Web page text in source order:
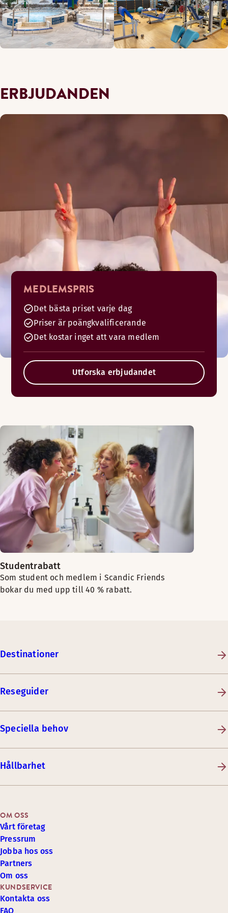
ERBJUDANDEN
MEDLEMSPRIS
Det bästa priset varje dag
Priser är poängkvalificerande
Det kostar inget att vara medlem
Utforska erbjudandet
Studentrabatt
Som student och medlem i Scandic Friends
bokar du med upp till 40 % rabatt.
Destinationer
Reseguider
Speciella behov
Hållbarhet
KUNDSERVICE
Kontakta oss
FAQ
OM OSS
Vårt företag
Pressrum
Jobba hos oss
Partners
Om oss